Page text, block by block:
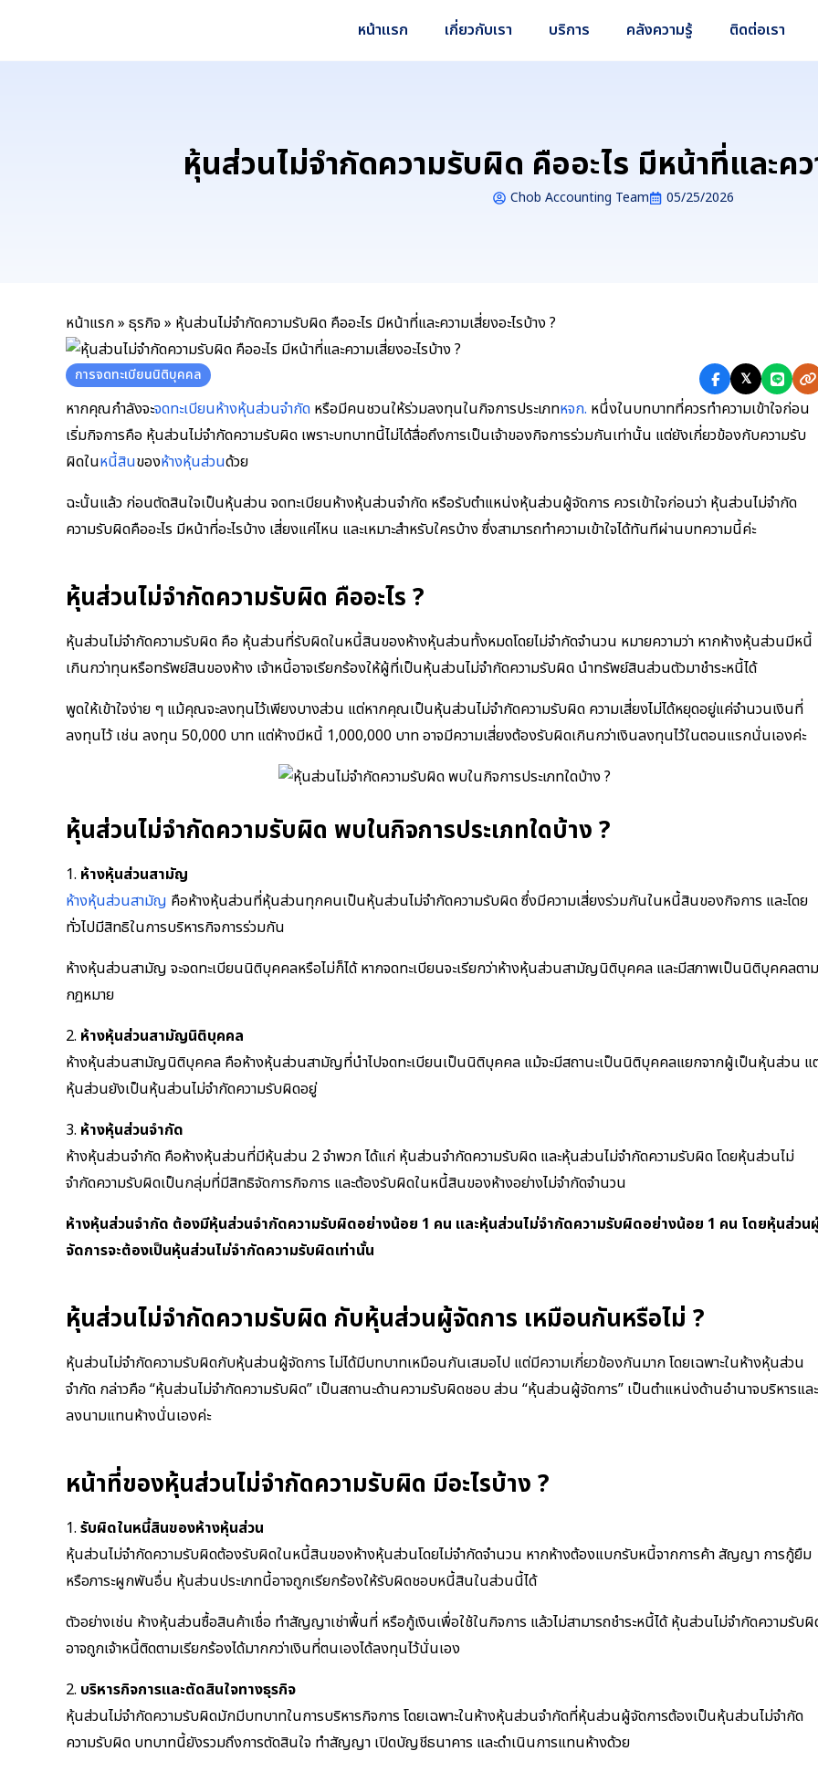
content
หน้าแรก เกี่ยวกับเรา บริการ คลังความรู้ ติดต่อเรา
หุ้นส่วนไม่จำกัดความรับผิด คืออะไร มีหน้าที่และคว
Chob Accounting Team 05/25/2026
หน้าแรก» ธุรกิจ » หุ้นส่วนไม่จำกัดความรับผิด คืออะไร มีหน้าที่และความเสี่ยงอะไรบ้าง ?
การจดทะเบียนนิติบุคคล 𝕏
หากคุณกำลังจะจดทะเบียนห้างหุ้นส่วนจำกัด หรือมีคนชวนให้ร่วมลงทุนในกิจการประเภทหจก. หนึ่งในบทบาทที่ควรทำความเข้าใจก่อน
เริ่มกิจการคือ หุ้นส่วนไม่จำกัดความรับผิด เพราะบทบาทนี้ไม่ได้สื่อถึงการเป็นเจ้าของกิจการร่วมกันเท่านั้น แต่ยังเกี่ยวข้องกับความรับ
ผิดในหนี้สินของห้างหุ้นส่วนด้วย
ฉะนั้นแล้ว ก่อนตัดสินใจเป็นหุ้นส่วน จดทะเบียนห้างหุ้นส่วนจำกัด หรือรับตำแหน่งหุ้นส่วนผู้จัดการ ควรเข้าใจก่อนว่า หุ้นส่วนไม่จำกัด
ความรับผิดคืออะไร มีหน้าที่อะไรบ้าง เสี่ยงแค่ไหน และเหมาะสำหรับใครบ้าง ซึ่งสามารถทำความเข้าใจได้ทันทีผ่านบทความนี้ค่ะ
หุ้นส่วนไม่จำกัดความรับผิด คืออะไร ?
หุ้นส่วนไม่จำกัดความรับผิด คือ หุ้นส่วนที่รับผิดในหนี้สินของห้างหุ้นส่วนทั้งหมดโดยไม่จำกัดจำนวน หมายความว่า หากห้างหุ้นส่วนมีหนี้
เกินกว่าทุนหรือทรัพย์สินของห้าง เจ้าหนี้อาจเรียกร้องให้ผู้ที่เป็นหุ้นส่วนไม่จำกัดความรับผิด นำทรัพย์สินส่วนตัวมาชำระหนี้ได้
พูดให้เข้าใจง่าย ๆ แม้คุณจะลงทุนไว้เพียงบางส่วน แต่หากคุณเป็นหุ้นส่วนไม่จำกัดความรับผิด ความเสี่ยงไม่ได้หยุดอยู่แค่จำนวนเงินที่
ลงทุนไว้ เช่น ลงทุน 50,000 บาท แต่ห้างมีหนี้ 1,000,000 บาท อาจมีความเสี่ยงต้องรับผิดเกินกว่าเงินลงทุนไว้ในตอนแรกนั่นเองค่ะ
หุ้นส่วนไม่จำกัดความรับผิด พบในกิจการประเภทใดบ้าง ?
1. ห้างหุ้นส่วนสามัญ
ห้างหุ้นส่วนสามัญ คือห้างหุ้นส่วนที่หุ้นส่วนทุกคนเป็นหุ้นส่วนไม่จำกัดความรับผิด ซึ่งมีความเสี่ยงร่วมกันในหนี้สินของกิจการ และโดย
ทั่วไปมีสิทธิในการบริหารกิจการร่วมกัน
ห้างหุ้นส่วนสามัญ จะจดทะเบียนนิติบุคคลหรือไม่ก็ได้ หากจดทะเบียนจะเรียกว่าห้างหุ้นส่วนสามัญนิติบุคคล และมีสภาพเป็นนิติบุคคลตาม
กฎหมาย
2. ห้างหุ้นส่วนสามัญนิติบุคคล
ห้างหุ้นส่วนสามัญนิติบุคคล คือห้างหุ้นส่วนสามัญที่นำไปจดทะเบียนเป็นนิติบุคคล แม้จะมีสถานะเป็นนิติบุคคลแยกจากผู้เป็นหุ้นส่วน แ
หุ้นส่วนยังเป็นหุ้นส่วนไม่จำกัดความรับผิดอยู่
3. ห้างหุ้นส่วนจำกัด
ห้างหุ้นส่วนจำกัด คือห้างหุ้นส่วนที่มีหุ้นส่วน 2 จำพวก ได้แก่ หุ้นส่วนจำกัดความรับผิด และหุ้นส่วนไม่จำกัดความรับผิด โดยหุ้นส่วนไม่
จำกัดความรับผิดเป็นกลุ่มที่มีสิทธิจัดการกิจการ และต้องรับผิดในหนี้สินของห้างอย่างไม่จำกัดจำนวน
ห้างหุ้นส่วนจำกัด ต้องมีหุ้นส่วนจำกัดความรับผิดอย่างน้อย 1 คน และหุ้นส่วนไม่จำกัดความรับผิดอย่างน้อย 1 คน โดยหุ้นส่วน
จัดการจะต้องเป็นหุ้นส่วนไม่จำกัดความรับผิดเท่านั้น
หุ้นส่วนไม่จำกัดความรับผิด กับหุ้นส่วนผู้จัดการ เหมือนกันหรือไม่ ?
หุ้นส่วนไม่จำกัดความรับผิดกับหุ้นส่วนผู้จัดการ ไม่ได้มีบทบาทเหมือนกันเสมอไป แต่มีความเกี่ยวข้องกันมาก โดยเฉพาะในห้างหุ้นส่วน
จำกัด กล่าวคือ “หุ้นส่วนไม่จำกัดความรับผิด” เป็นสถานะด้านความรับผิดชอบ ส่วน “หุ้นส่วนผู้จัดการ” เป็นตำแหน่งด้านอำนาจบริหารและ
ลงนามแทนห้างนั่นเองค่ะ
หน้าที่ของหุ้นส่วนไม่จำกัดความรับผิด มีอะไรบ้าง ?
1. รับผิดในหนี้สินของห้างหุ้นส่วน
หุ้นส่วนไม่จำกัดความรับผิดต้องรับผิดในหนี้สินของห้างหุ้นส่วนโดยไม่จำกัดจำนวน หากห้างต้องแบกรับหนี้จากการค้า สัญญา การกู้ยืม
หรือภาระผูกพันอื่น หุ้นส่วนประเภทนี้อาจถูกเรียกร้องให้รับผิดชอบหนี้สินในส่วนนี้ได้
ตัวอย่างเช่น ห้างหุ้นส่วนซื้อสินค้าเชื่อ ทำสัญญาเช่าพื้นที่ หรือกู้เงินเพื่อใช้ในกิจการ แล้วไม่สามารถชำระหนี้ได้ หุ้นส่วนไม่จำกัดความรับ
อาจถูกเจ้าหนี้ติดตามเรียกร้องได้มากกว่าเงินที่ตนเองได้ลงทุนไว้นั่นเอง
2. บริหารกิจการและตัดสินใจทางธุรกิจ
หุ้นส่วนไม่จำกัดความรับผิดมักมีบทบาทในการบริหารกิจการ โดยเฉพาะในห้างหุ้นส่วนจำกัดที่หุ้นส่วนผู้จัดการต้องเป็นหุ้นส่วนไม่จำกัด
ความรับผิด บทบาทนี้ยังรวมถึงการตัดสินใจ ทำสัญญา เปิดบัญชีธนาคาร และดำเนินการแทนห้างด้วย